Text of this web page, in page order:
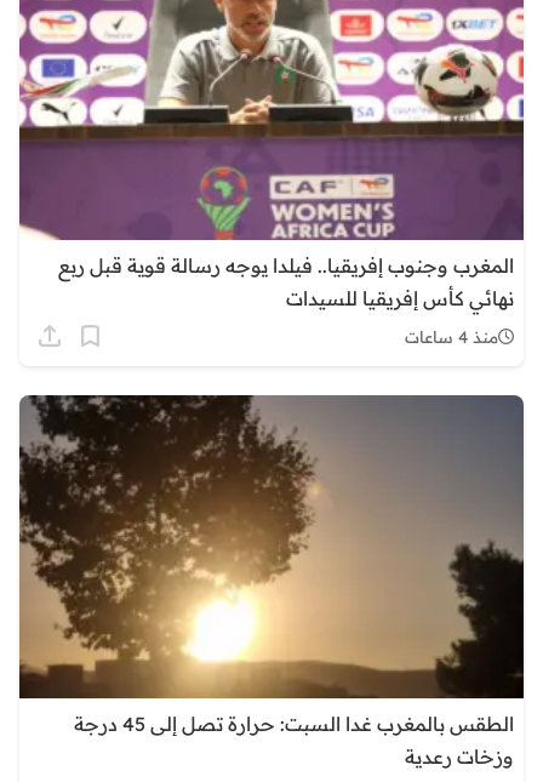
المغرب وجنوب إفريقيا.. فيلدا يوجه رسالة قوية قبل ربع
نهائي كأس إفريقيا للسيدات
منذ 4 ساعات
الطقس بالمغرب غدا السبت: حرارة تصل إلى 45 درجة
وزخات رعدية